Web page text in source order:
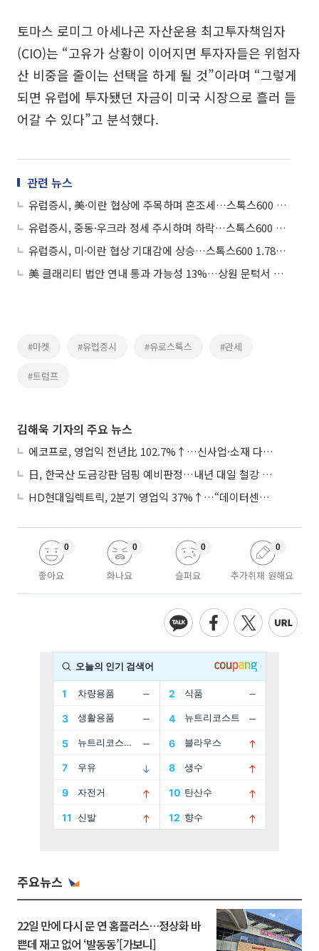
토마스 로미그 아세나곤 자산운용 최고투자책임자
(CIO)는 “고유가 상황이 이어지면 투자자들은 위험자
산 비중을 줄이는 선택을 하게 될 것”이라며 “그렇게
되면 유럽에 투자됐던 자금이 미국 시장으로 흘러 들
어갈 수 있다”고 분석했다.
관련 뉴스
유럽증시, 美·이란 협상에 주목하며 혼조세…스톡스600 0.03%↑
유럽증시, 중동·우크라 정세 주시하며 하락…스톡스600 0.57%↓
유럽증시, 미·이란 협상 기대감에 상승…스톡스600 1.78%↑
美 클래리티 법안 연내 통과 가능성 13%…상원 문턱서 제동
#마켓 #유럽증시 #유로스톡스 #관세
#트럼프
김해욱 기자의 주요 뉴스
에코프로, 영업익 전년比 102.7%↑…신사업·소재 다각화 박차
日, 한국산 도금강판 덤핑 예비판정…내년 대일 철강 수출 ‘빨간불’
HD현대일렉트릭, 2분기 영업익 37%↑…“데이터센터 사업, 새로운 성장 축”
좋아요
0
화나요
0
슬퍼요
0
추가취재 원해요
0
주요뉴스
22일 만에 다시 문 연 홈플러스…정상화 바
쁜데 재고 없어 ‘발동동’[가보니]